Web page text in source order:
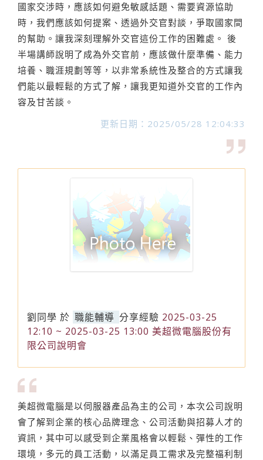
國家交涉時，應該如何避免敏感話題、需要資源協助
時，我們應該如何提案、透過外交官對談，爭取國家間
的幫助。讓我深刻理解外交官這份工作的困難處。 後
半場講師說明了成為外交官前，應該做什麼準備、能力
培養、職涯規劃等等，以非常系統性及整合的方式讓我
們能以最輕鬆的方式了解，讓我更知道外交官的工作內
容及甘苦談。
更新日期：2025/05/28 12:04:33
劉同學 於 職能輔導 分享經驗 2025-03-25
12:10 ~ 2025-03-25 13:00 美超微電腦股份有
限公司說明會
美超微電腦是以伺服器產品為主的公司，本次公司說明
會了解到企業的核心品牌理念、公司活動與招募人才的
資訊，其中可以感受到企業風格會以輕鬆、彈性的工作
環境，多元的員工活動，以滿足員工需求及完整福利制